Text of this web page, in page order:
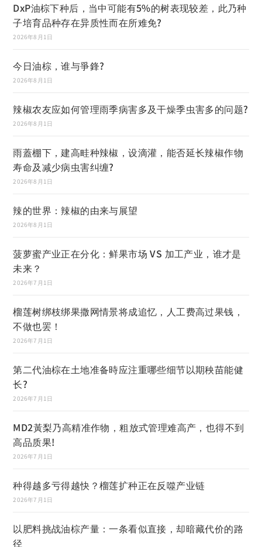
DxP油棕下种后，当中可能有5%的树表现较差，此乃种
子培育品种存在异质性而在所难免?
2026年8月1日
今日油棕，谁与爭鋒?
2026年8月1日
辣椒农友应如何管理雨季病害多及干燥季虫害多的问题?
2026年8月1日
雨蓋棚下，建高畦种辣椒，设滴灌，能否延长辣椒作物
寿命及减少病虫害纠缠?
2026年8月1日
辣的世界：辣椒的由来与展望
2026年8月1日
菠萝蜜产业正在分化：鲜果市场 VS 加工产业，谁才是
未来？
2026年7月1日
榴莲树绑枝绑果撒网情景将成追忆，人工费高过果钱，
不做也罢！
2026年7月1日
第二代油棕在土地准备時应注重哪些细节以期秧苗能健
长?
2026年7月1日
MD2黃梨乃高精准作物，粗放式管理难高产，也得不到
高品质果!
2026年7月1日
种得越多亏得越快？榴莲扩种正在反噬产业链
2026年7月1日
以肥料挑战油棕产量：一条看似直接，却暗藏代价的路
径